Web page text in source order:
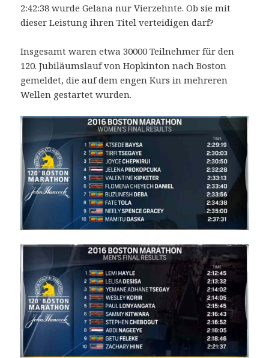
2:42:38 wurde Gelana nur Vierzehnte. Ob sie mit
dieser Leistung ihren Titel verteidigen darf?
Insgesamt waren etwa 30000 Teilnehmer für den
120. Jubiläumslauf von Hopkinton nach Boston
gemeldet, die auf dem engen Kurs in mehreren
Wellen gestartet wurden.